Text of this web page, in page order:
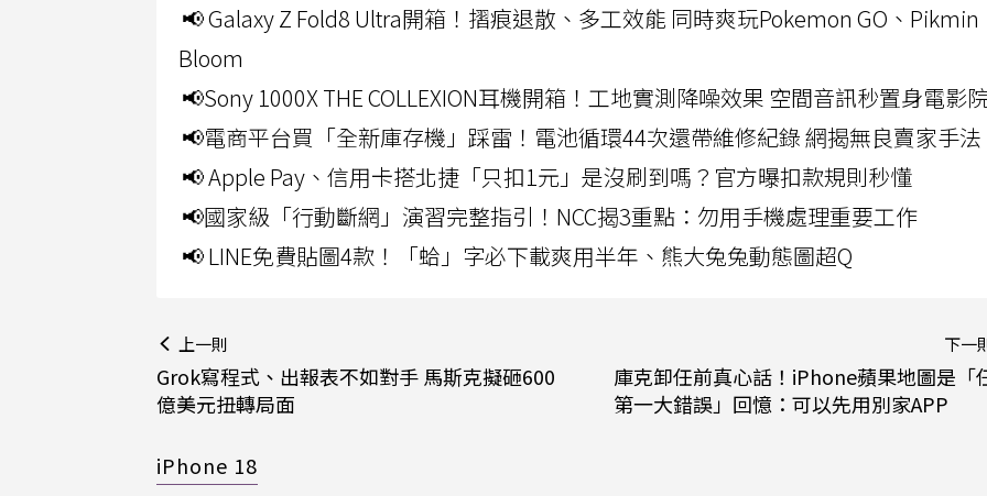
📢 Galaxy Z Fold8 Ultra開箱！摺痕退散、多工效能 同時爽玩Pokemon GO、Pikmin
Bloom
📢Sony 1000X THE COLLEXION耳機開箱！工地實測降噪效果 空間音訊秒置身電影
📢電商平台買「全新庫存機」踩雷！電池循環44次還帶維修紀錄 網揭無良賣家手法
📢 Apple Pay、信用卡搭北捷「只扣1元」是沒刷到嗎？官方曝扣款規則秒懂
📢國家級「行動斷網」演習完整指引！NCC揭3重點：勿用手機處理重要工作
📢 LINE免費貼圖4款！「蛤」字必下載爽用半年、熊大兔兔動態圖超Q
上一則
Grok寫程式、出報表不如對手 馬斯克擬砸600
億美元扭轉局面
下一
庫克卸任前真心話！iPhone蘋果地圖是「
第一大錯誤」回憶：可以先用別家APP
iPhone 18